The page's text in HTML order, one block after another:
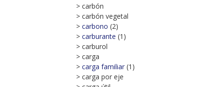
> carbón
> carbón vegetal
> carbono (2)
> carburante (1)
> carburol
> carga
> carga familiar (1)
> carga por eje